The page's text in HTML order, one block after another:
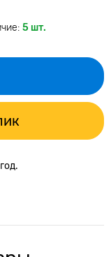
5 шт.